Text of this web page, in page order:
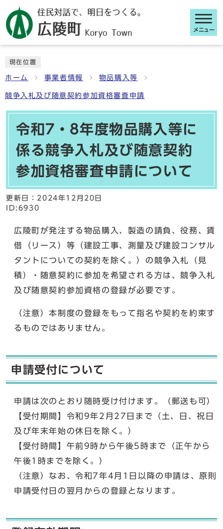
メニュー
現在位置
ホーム 事業者情報 物品購入等
競争入札及び随意契約参加資格審査申請
令和7・8年度物品購入等に
係る競争入札及び随意契約
参加資格審査申請について
更新日： 2024年12月20日
ID:6930
広陵町が発注する物品購入、製造の請負、役務、賃
借（リース）等（建設工事、測量及び建設コンサル
タントについての契約を除く。）の競争入札（見
積）・随意契約に参加を希望される方は、競争入札
及び随意契約参加資格の登録が必要です。
（注意）本制度の登録をもって指名や契約を約束す
るものではありません。
申請受付について
申請は次のとおり随時受け付けます。（郵送も可）
【受付期間】令和9年2月27日まで（土、日、祝日
及び年末年始の休日を除く。）
【受付時間】午前9時から午後5時まで（正午から
午後1時までを除く。）
（注意）なお、令和7年4月1日以降の申請は、原則
申請受付日の翌月からの登録となります。